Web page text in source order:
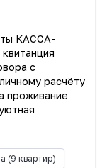
КАССА-
с
расчёту
проживание
уютная
(9 квартир)